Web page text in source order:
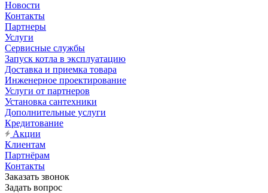
Новости
Контакты
Партнеры
Услуги
Сервисные службы
Запуск котла в эксплуатацию
Доставка и приемка товара
Инженерное проектирование
Услуги от партнеров
Установка сантехники
Дополнительные услуги
Кредитование
Акции
Клиентам
Партнёрам
Контакты
Заказать звонок
Задать вопрос